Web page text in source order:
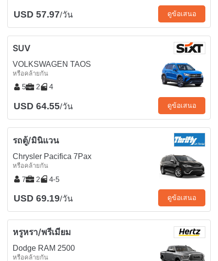
USD 57.97/วัน ดูข้อเสนอ
SUV
VOLKSWAGEN TAOS
หรือคล้ายกัน
5 2 4
USD 64.55/วัน ดูข้อเสนอ
รถตู้/มินิแวน
Chrysler Pacifica 7Pax
หรือคล้ายกัน
7 2 4-5
USD 69.19/วัน ดูข้อเสนอ
หรูหรา/พรีเมียม
Dodge RAM 2500
หรือคล้ายกัน